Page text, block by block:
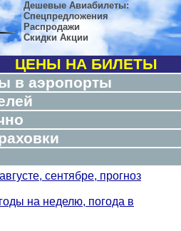
Дешевые Авиабилеты:
Спецпредложения
Распродажи
Скидки Акции
ЦЕНЫ НА БИЛЕТЫ
в аэропорты
сентябре, прогноз
на неделю, погода в